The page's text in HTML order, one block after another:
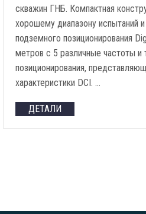
скважин ГНБ. Компактная
хорошему диапазону испытаний
подземного позиционирования
метров с 5 различные частоты и
позиционирования,
характеристики DCI. …
ДЕТАЛИ